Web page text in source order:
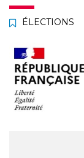
ÉLECTIONS